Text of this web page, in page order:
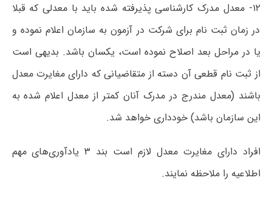
۱۲- معدل مدرک کارشناسی پذیرفته شده باید با معدلی که قبلا
در زمان ثبت نام برای شرکت در آزمون به سازمان اعلام نموده و
یا در مراحل بعد اصلاح نموده است، یکسان باشد. بدیهی است
از ثبت نام قطعی آن دسته از متقاضیانی که دارای مغایرت معدل
باشند (معدل مندرج در مدرک آنان کمتر از معدل اعلام شده به
این سازمان باشد) خودداری خواهد شد.
افراد دارای مغایرت معدل لازم است بند ۳ یادآوری‌های مهم
اطلاعیه را ملاحظه نمایند.